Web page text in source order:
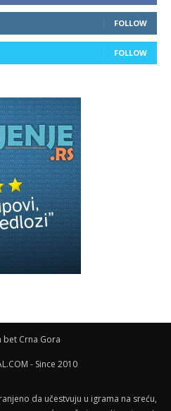
FOLLOW
FOLLOW
bet Crna Gora
- Since 2010
da učestvuju u igrama na sreću,